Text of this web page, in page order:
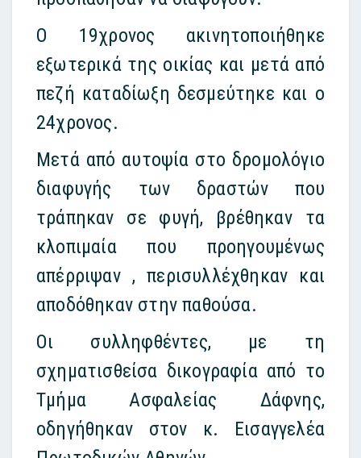
Ο 19χρονος ακινητοποιήθηκε
εξωτερικά της οικίας και μετά από
πεζή καταδίωξη δεσμεύτηκε και ο
24χρονος.
Μετά από αυτοψία στο δρομολόγιο
διαφυγής των δραστών που
τράπηκαν σε φυγή, βρέθηκαν τα
κλοπιμαία που προηγουμένως
απέρριψαν , περισυλλέχθηκαν και
αποδόθηκαν στην παθούσα.
Οι συλληφθέντες, με τη
σχηματισθείσα δικογραφία από το
Τμήμα Ασφαλείας Δάφνης,
οδηγήθηκαν στον κ. Εισαγγελέα